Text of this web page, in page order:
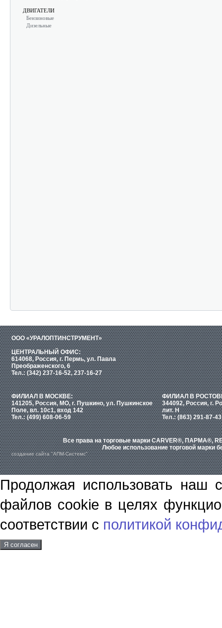
ДВИГАТЕЛИ
Бензиновые
Дизельные
ООО «УРАЛОПТИНСТРУМЕНТ»
ЦЕНТРАЛЬНЫЙ ОФИС:
614068, Россия, г. Пермь, ул. Павла
Преображенского, 6
Тел.: (342) 237-16-52, 237-16-27
ФИЛИАЛ В МОСКВЕ:
141205, Россия, МО, г. Пушкино, ул. Пушкинское
Поле, вл. 10с1, вход 142
Тел.: (499) 608-06-59
ФИЛИАЛ В
344092, Россия, г.
лит. Н
Тел.: (863) 291-87-43
Все права на торговые марки CARVER®, ПАРМА®,
Любое использование торговой марки
создание сайта "АПМ-Системс"
Продолжая использовать наш
файлов cookie в целях
соответствии с политикой
Я согласен